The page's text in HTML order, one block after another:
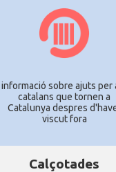
informació sobre ajuts per
catalans que tornen a
Catalunya despres
viscut fora
Calçotades